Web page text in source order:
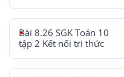
Bài 8.26 SGK Toán 10
tập 2 Kết nối tri thức